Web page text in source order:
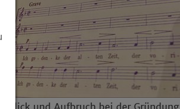
und Aufbruch bei der